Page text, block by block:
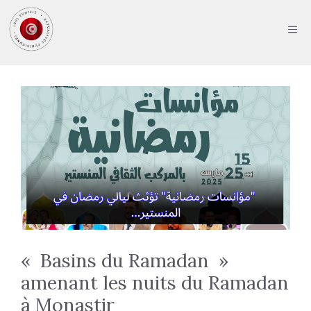
au
contenu
« Basins du Ramadan »
amenant les nuits du Ramadan
à Monastir